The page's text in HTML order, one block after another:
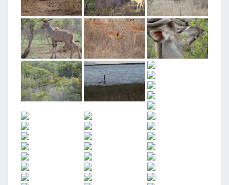
I
D
-
A
F
R
I
K